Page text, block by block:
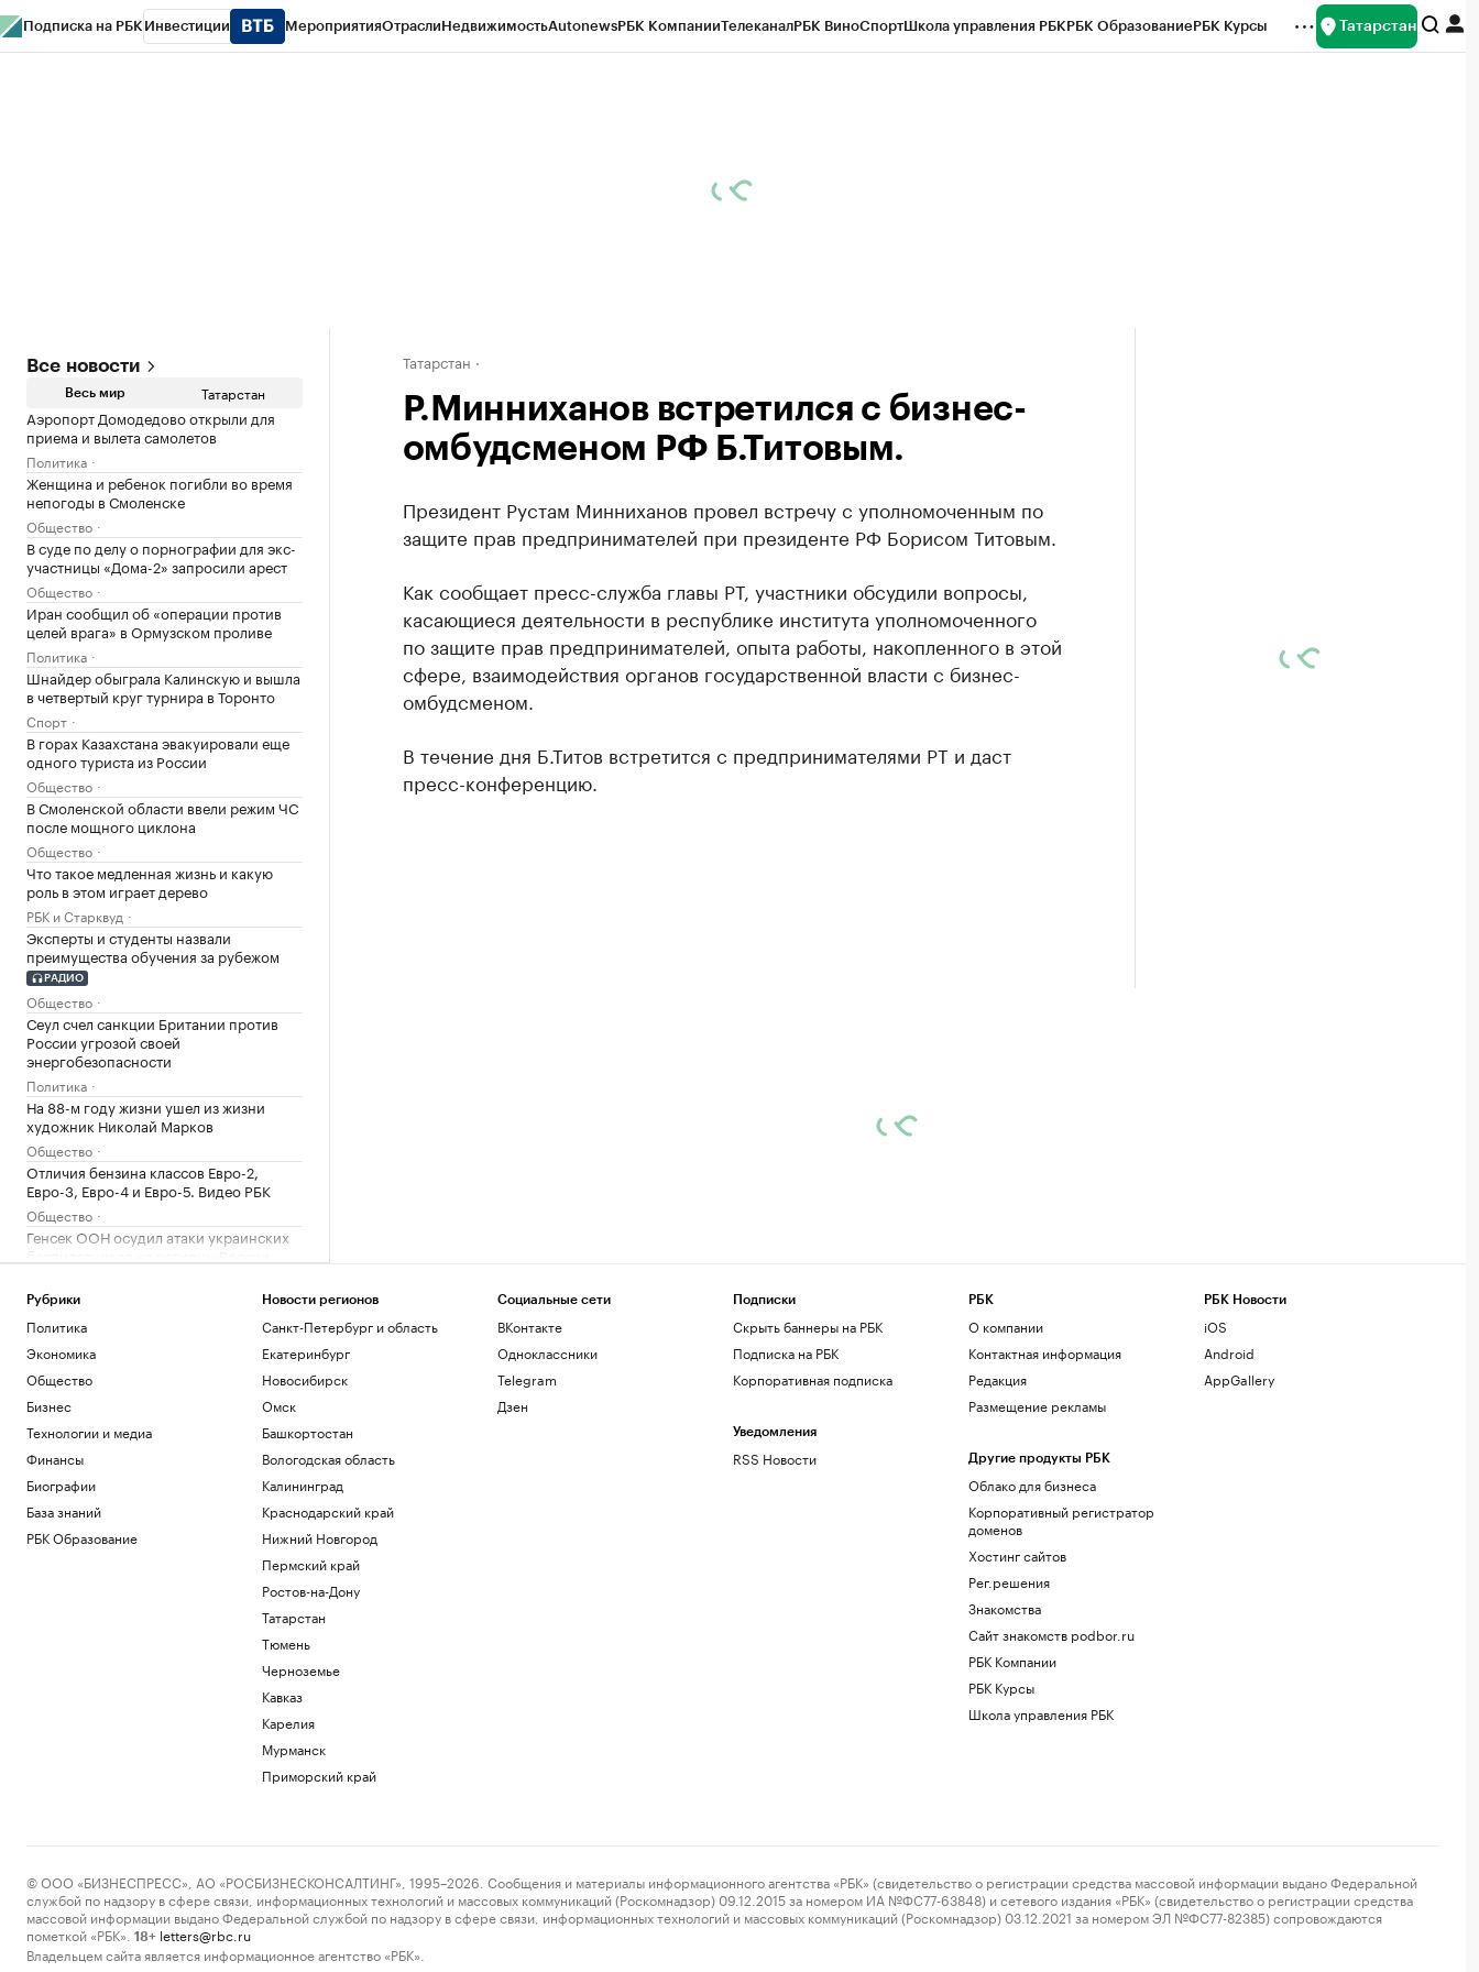
Подписка на РБК Инвестиции МероприятияОтраслиНедвижимостьAutonewsРБК КомпанииТелеканалРБК ВиноСпортШкола управления РБКРБК ОбразованиеРБК Курсы Татарстан
Все новости
Весь мир Татарстан
Аэропорт Домодедово открыли для
приема и вылета самолетов
Политика
Женщина и ребенок погибли во время
непогоды в Смоленске
Общество
В суде по делу о порнографии для экс-
участницы «Дома-2» запросили арест
Общество
Иран сообщил об «операции против
целей врага» в Ормузском проливе
Политика
Шнайдер обыграла Калинскую и вышла
в четвертый круг турнира в Торонто
Спорт
В горах Казахстана эвакуировали еще
одного туриста из России
Общество
В Смоленской области ввели режим ЧС
после мощного циклона
Общество
Что такое медленная жизнь и какую
роль в этом играет дерево
РБК и Старквуд
Эксперты и студенты назвали
преимущества обучения за рубежом
РАДИО
Общество
Сеул счел санкции Британии против
России угрозой своей
энергобезопасности
Политика
На 88-м году жизни ушел из жизни
художник Николай Марков
Общество
Отличия бензина классов Евро-2,
Евро-3, Евро-4 и Евро-5. Видео РБК
Общество
Генсек ООН осудил атаки украинских
беспилотников на регионы России
Будущее Ходынского поля: от пашни и
аэродрома до города в городе
Футболисты «Сочи» из-за закрытия
аэропорта не смогли вылететь на матч
Спорт
Винисиус продлил контракт с «Реалом»
Российский прыгун в воду взял второе
золото на чемпионате Европы
Спорт
Ярославский губернатор сообщил о
потушенных резервуарах с топливом
Euractiv узнал, как финские фермеры
помогают охранять границу с Россией
Татарстан
Р.Минниханов встретился с бизнес-
омбудсменом РФ Б.Титовым.
Президент Рустам Минниханов провел встречу с уполномоченным по
защите прав предпринимателей при президенте РФ Борисом Титовым.
Как сообщает пресс-служба главы РТ, участники обсудили вопросы,
касающиеся деятельности в республике института уполномоченного
по защите прав предпринимателей, опыта работы, накопленного в этой
сфере, взаимодействия органов государственной власти с бизнес-
омбудсменом.
В течение дня Б.Титов встретится с предпринимателями РТ и даст
пресс-конференцию.
Рубрики
Политика
Экономика
Общество
Бизнес
Технологии и медиа
Финансы
Биографии
База знаний
РБК Образование
Новости регионов
Санкт-Петербург и область
Екатеринбург
Новосибирск
Омск
Башкортостан
Вологодская область
Калининград
Краснодарский край
Нижний Новгород
Пермский край
Ростов-на-Дону
Татарстан
Тюмень
Черноземье
Кавказ
Карелия
Мурманск
Приморский край
Социальные сети
ВКонтакте
Одноклассники
Telegram
Дзен
Подписки
Скрыть баннеры на РБК
Подписка на РБК
Корпоративная подписка
Уведомления
RSS Новости
РБК
О компании
Контактная информация
Редакция
Размещение рекламы
Другие продукты РБК
Облако для бизнеса
Корпоративный регистратор
доменов
Хостинг сайтов
Рег.решения
Знакомства
Сайт знакомств podbor.ru
РБК Компании
РБК Курсы
Школа управления РБК
РБК Новости
iOS
Android
AppGallery
© ООО «БИЗНЕСПРЕСС», АО «РОСБИЗНЕСКОНСАЛТИНГ», 1995–2026. Сообщения и материалы информационного агентства «РБК» (свидетельство о регистрации средства массовой информации выдано Федеральной
службой по надзору в сфере связи, информационных технологий и массовых коммуникаций (Роскомнадзор) 09.12.2015 за номером ИА №ФС77-63848) и сетевого издания «РБК» (свидетельство о регистрации средства
массовой информации выдано Федеральной службой по надзору в сфере связи, информационных технологий и массовых коммуникаций (Роскомнадзор) 03.12.2021 за номером ЭЛ №ФС77-82385) сопровождаются
пометкой «РБК».
18+ letters@rbc.ru
Владельцем сайта является информационное агентство «РБК».